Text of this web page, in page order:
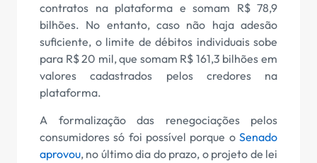
contratos na plataforma e somam R$ 78,9
bilhões. No entanto, caso não haja adesão
suficiente, o limite de débitos individuais sobe
para R$ 20 mil, que somam R$ 161,3 bilhões em
valores cadastrados pelos credores na
plataforma.
A formalização das renegociações pelos
consumidores só foi possível porque o Senado
aprovou, no último dia do prazo, o projeto de lei